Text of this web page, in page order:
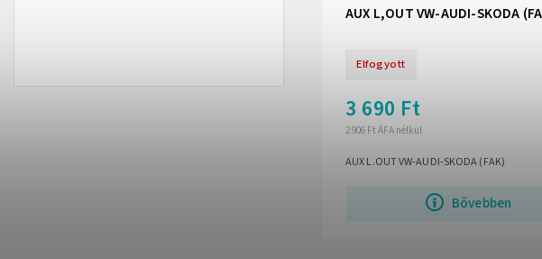
AUX L,OUT VW-AUDI-SKODA
Elfogyott
2 906 Ft ÁFA nélkül
3 690 Ft
Bővebben
AUX L.OUT VW-AUDI-SKODA (FAK)